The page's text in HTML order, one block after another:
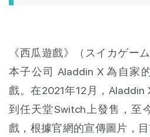
《西瓜遊戲》（スイカゲー
本子公司 Aladdin X 為自家
戲。在2021年12月，Aladdin
到任天堂Switch上發售，至
戲，根據官網的宣傳圖片，